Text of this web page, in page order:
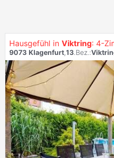
Hausgefühl in Viktring: 4-Zimmer-
9073 Klagenfurt,13.Bez.: